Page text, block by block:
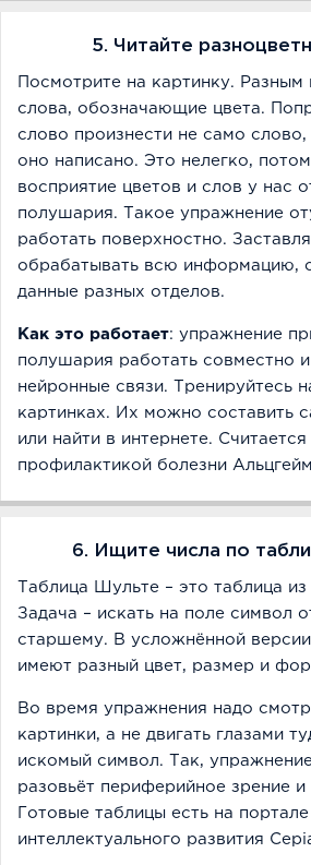
5. Читайте
Посмотрите на картинку.
слова, обозначающие цвета.
слово произнести не само
оно написано. Это нелегко,
восприятие цветов и слов у нас
полушария. Такое упражнение
работать поверхностно.
обрабатывать всю информацию,
данные разных отделов.
Как это работает: упражнение
полушария работать совместно
нейронные связи. Тренируйтесь
картинках. Их можно составить
или найти в интернете.
профилактикой болезни
6. Ищите числа по
Таблица Шульте – это таблица
Задача – искать на поле символ
старшему. В усложнённой
имеют разный цвет, размер и
Во время упражнения надо
картинки, а не двигать глазами
искомый символ. Так,
разовьёт периферийное зрение и
Готовые таблицы есть на портале
интеллектуального развития